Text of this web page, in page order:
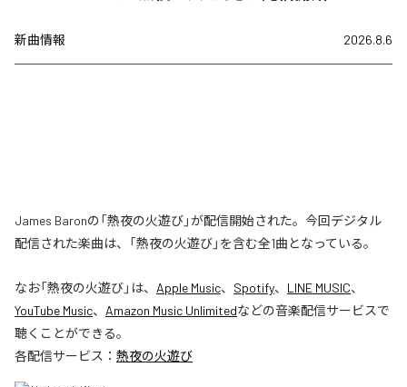
新曲情報 2026.8.6
James Baronの「熱夜の火遊び」が配信開始された。今回デジタル
配信された楽曲は、「熱夜の火遊び」を含む全1曲となっている。
なお「熱夜の火遊び」は、 Apple Music、 Spotify、 LINE MUSIC、
YouTube Music、 Amazon Music Unlimitedなどの音楽配信サービスで
聴くことができる。
各配信サービス： 熱夜の火遊び